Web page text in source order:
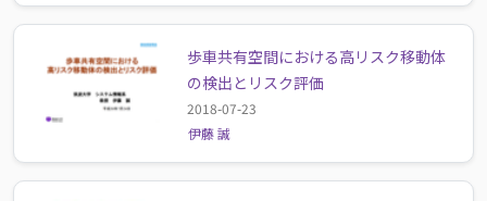
歩車共有空間における高リスク移動体
の検出とリスク評価
2018-07-23
伊藤 誠